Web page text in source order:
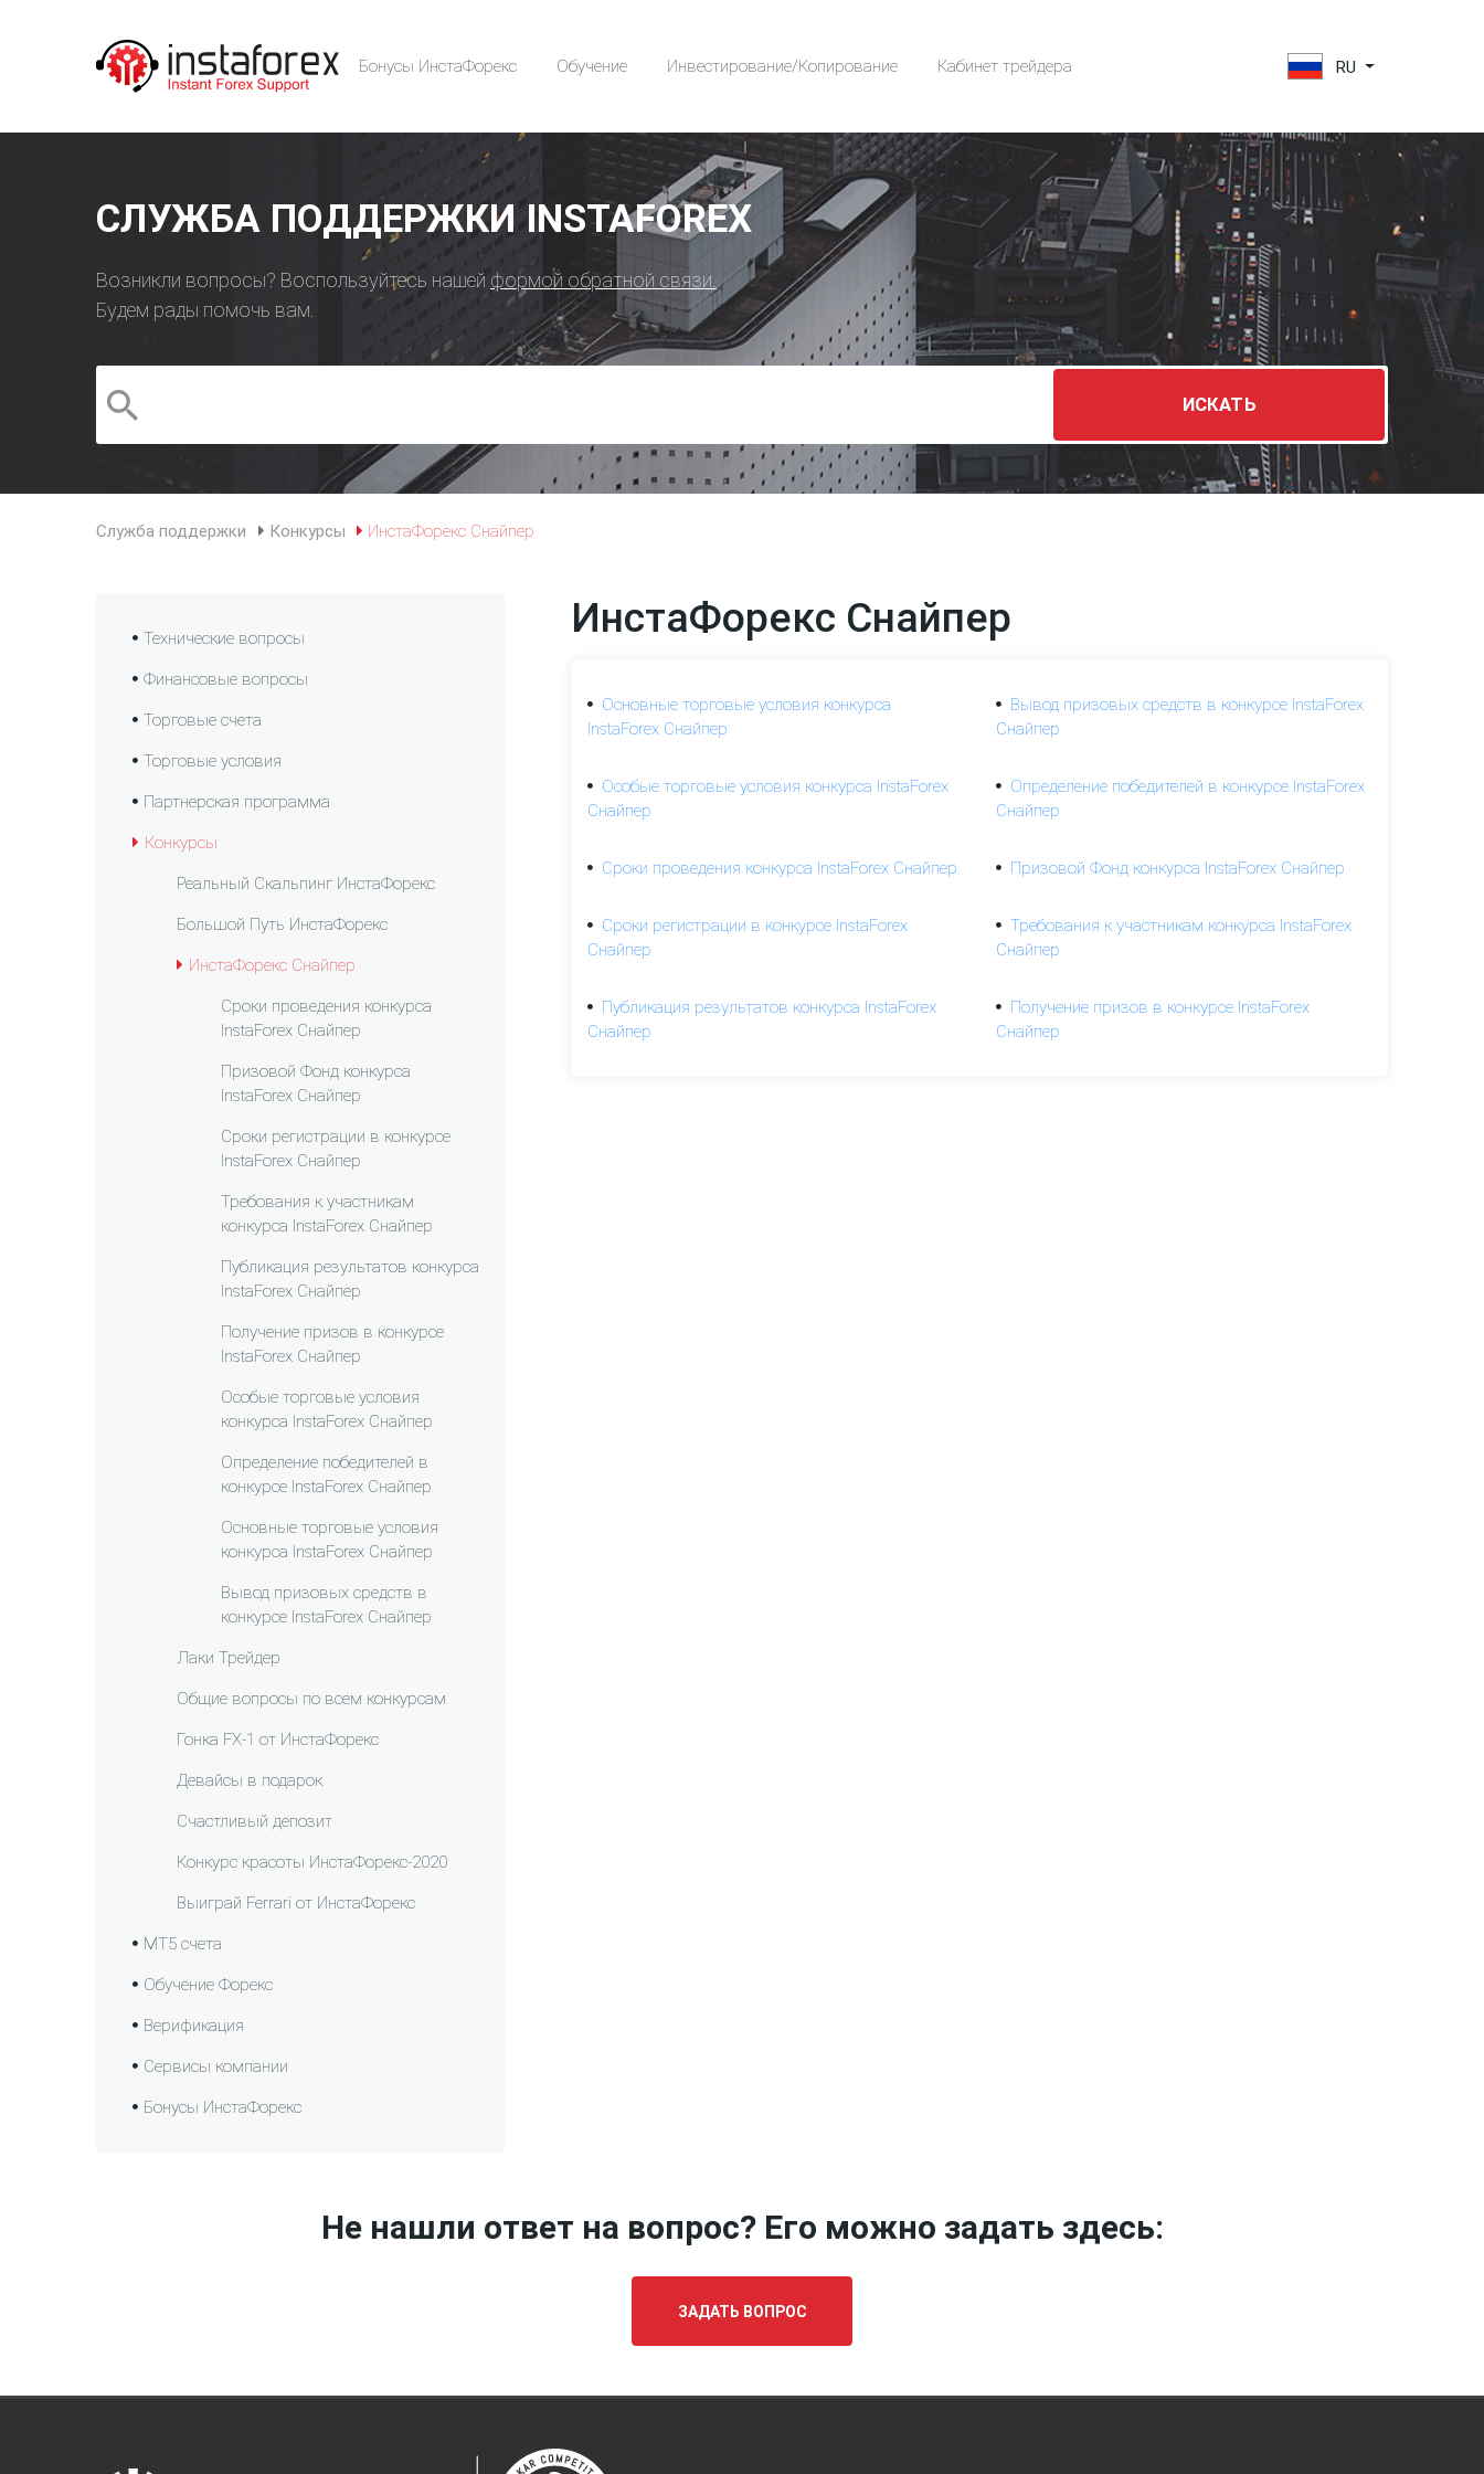
Бонусы ИнстаФорекс Обучение Инвестирование/Копирование Кабинет трейдера RU
СЛУЖБА ПОДДЕРЖКИ INSTAFOREX
Возникли вопросы? Воспользуйтесь нашей формой обратной связи.
Будем рады помочь вам.
ИСКАТЬ
Служба поддержки Конкурсы ИнстаФорекс Снайпер
Технические вопросы
Финансовые вопросы
Торговые счета
Торговые условия
Партнерская программа
Конкурсы
Реальный Скальпинг ИнстаФорекс
Большой Путь ИнстаФорекс
ИнстаФорекс Снайпер
Сроки проведения конкурса
InstaForex Снайпер
Призовой Фонд конкурса
InstaForex Снайпер
Сроки регистрации в конкурсе
InstaForex Снайпер
Требования к участникам
конкурса InstaForex Снайпер
Публикация результатов конкурса
InstaForex Снайпер
Получение призов в конкурсе
InstaForex Снайпер
Особые торговые условия
конкурса InstaForex Снайпер
Определение победителей в
конкурсе InstaForex Снайпер
Основные торговые условия
конкурса InstaForex Снайпер
Вывод призовых средств в
конкурсе InstaForex Снайпер
Лаки Трейдер
Общие вопросы по всем конкурсам
Гонка FX-1 от ИнстаФорекс
Девайсы в подарок
Счастливый депозит
Конкурс красоты ИнстаФорекс-2020
Выиграй Ferrari от ИнстаФорекс
МТ5 счета
Обучение Форекс
Верификация
Сервисы компании
Бонусы ИнстаФорекс
ИнстаФорекс Снайпер
Основные торговые условия конкурса
InstaForex Снайпер
Вывод призовых средств в конкурсе InstaForex
Снайпер
Особые торговые условия конкурса InstaForex
Снайпер
Определение победителей в конкурсе InstaForex
Снайпер
Сроки проведения конкурса InstaForex Снайпер Призовой Фонд конкурса InstaForex Снайпер
Сроки регистрации в конкурсе InstaForex
Снайпер
Требования к участникам конкурса InstaForex
Снайпер
Публикация результатов конкурса InstaForex
Снайпер
Получение призов в конкурсе InstaForex
Снайпер
Не нашли ответ на вопрос? Его можно задать здесь:
ЗАДАТЬ ВОПРОС